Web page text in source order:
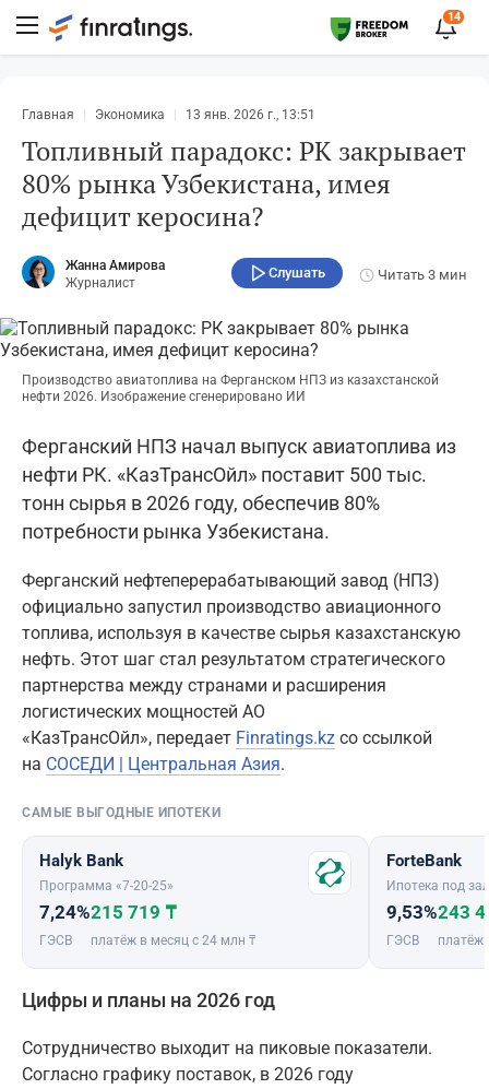
14
Главная Экономика 13 янв. 2026 г., 13:51
Топливный парадокс: РК закрывает
80% рынка Узбекистана, имея
дефицит керосина?
Жанна Амирова
Журналист
Слушать Читать 3 мин
Производство авиатоплива на Ферганском НПЗ из казахстанской
нефти 2026. Изображение сгенерировано ИИ
Ферганский НПЗ начал выпуск авиатоплива из
нефти РК. «КазТрансОйл» поставит 500 тыс.
тонн сырья в 2026 году, обеспечив 80%
потребности рынка Узбекистана.
Ферганский нефтеперерабатывающий завод (НПЗ)
официально запустил производство авиационного
топлива, используя в качестве сырья казахстанскую
нефть. Этот шаг стал результатом стратегического
партнерства между странами и расширения
логистических мощностей АО
«КазТрансОйл», передает Finratings.kz со ссылкой
на СОСЕДИ | Центральная Азия.
САМЫЕ ВЫГОДНЫЕ ИПОТЕКИ
Halyk Bank
Программа «7-20-25»
7,24%
ГЭСВ
215 719 ₸
платёж в месяц с 24 млн ₸
ForteBank
Ипотека под
9,53%
ГЭСВ
243
платёж
Цифры и планы на 2026 год
Сотрудничество выходит на пиковые показатели.
Согласно графику поставок, в 2026 году